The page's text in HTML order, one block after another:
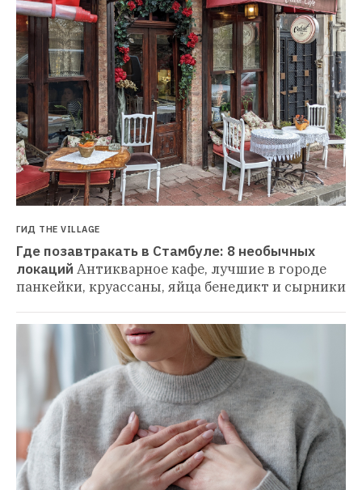
ГИД THE VILLAGE
Где позавтракать в Стамбуле: 8 необычных
локаций Антикварное кафе, лучшие в городе
панкейки, круассаны, яйца бенедикт и сырники